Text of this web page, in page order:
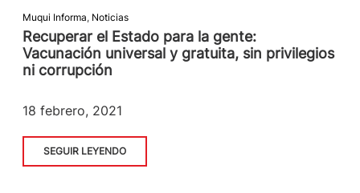
Muqui Informa, Noticias
Recuperar el Estado para la gente:
Vacunación universal y gratuita, sin privilegios
ni corrupción
18 febrero, 2021
SEGUIR LEYENDO